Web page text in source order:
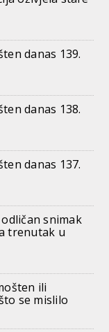
danas 139.
danas 138.
danas 137.
odličan snimak
trenutak u
ili
se mislilo